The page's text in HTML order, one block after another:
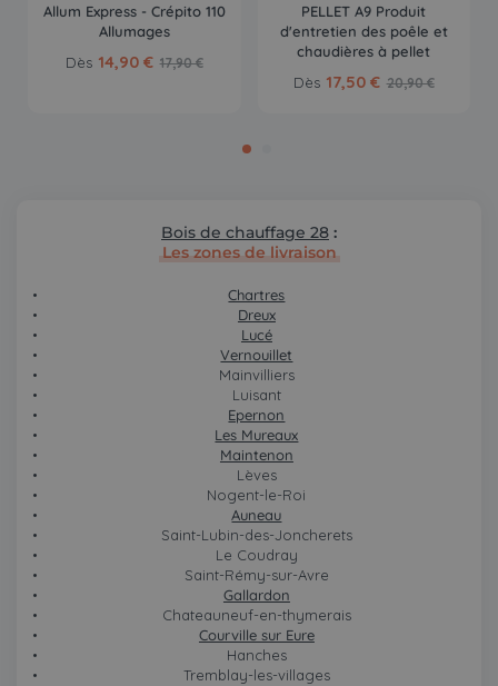
Allum Express - Crépito 110
Allumages
Dès 14,90 € 17,90 €
PELLET A9 Produit
d'entretien des poêle et
chaudières à pellet
Dès 17,50 € 20,90 €
Bois de chauffage 28 :
Les zones de livraison
Chartres
Dreux
Lucé
Vernouillet
Mainvilliers
Luisant
Epernon
Les Mureaux
Maintenon
Lèves
Nogent-le-Roi
Auneau
Saint-Lubin-des-Joncherets
Le Coudray
Saint-Rémy-sur-Avre
Gallardon
Chateauneuf-en-thymerais
Courville sur Eure
Hanches
Tremblay-les-villages